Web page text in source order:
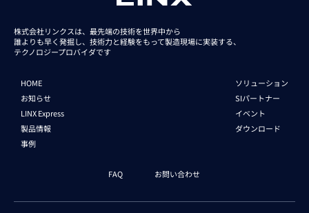
株式会社リンクスは、最先端の技術を世界中から
誰よりも早く発掘し、技術力と経験をもって製造現場に実装する、
テクノロジープロバイダです
HOME
お知らせ
LINX Express
製品情報
事例
ソリューション
SIパートナー
イベント
ダウンロード
FAQ お問い合わせ